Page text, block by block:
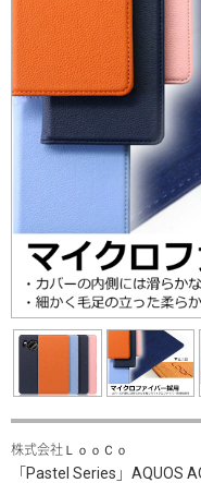
株式会社ＬｏｏＣｏ
「Pastel Series」AQUOS